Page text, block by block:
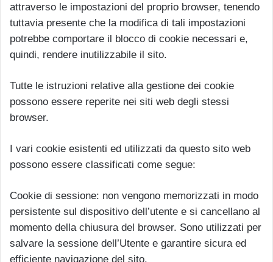
attraverso le impostazioni del proprio browser, tenendo
tuttavia presente che la modifica di tali impostazioni
potrebbe comportare il blocco di cookie necessari e,
quindi, rendere inutilizzabile il sito.
Tutte le istruzioni relative alla gestione dei cookie
possono essere reperite nei siti web degli stessi
browser.
I vari cookie esistenti ed utilizzati da questo sito web
possono essere classificati come segue:
Cookie di sessione: non vengono memorizzati in modo
persistente sul dispositivo dell’utente e si cancellano al
momento della chiusura del browser. Sono utilizzati per
salvare la sessione dell’Utente e garantire sicura ed
efficiente navigazione del sito.